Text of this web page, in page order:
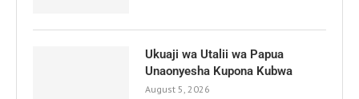
Ukuaji wa Utalii wa Papua
Unaonyesha Kupona Kubwa
August 5, 2026